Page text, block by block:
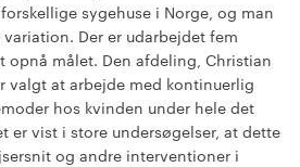
sygehuse i Norge, og man
Der er udarbejdet fem
opnå målet. Den afdeling, Christian
valgt at arbejde med kontinuerlig
hos kvinden under hele det
er vist i store undersøgelser, at dette
og andre interventioner i